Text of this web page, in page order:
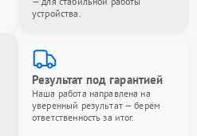
устройства.
Результат под гарантией
Наша работа направлена на
уверенный результат — берём
ответственность за итог.